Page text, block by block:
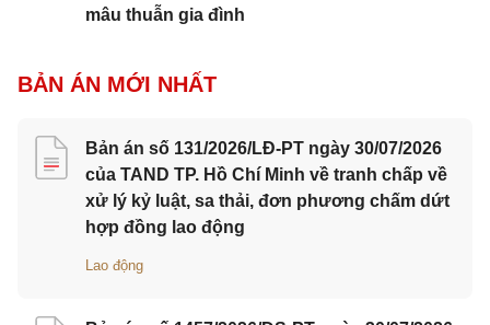
mâu thuẫn gia đình
BẢN ÁN MỚI NHẤT
Bản án số 131/2026/LĐ-PT ngày 30/07/2026
của TAND TP. Hồ Chí Minh về tranh chấp về
xử lý kỷ luật, sa thải, đơn phương chấm dứt
hợp đồng lao động
Lao động